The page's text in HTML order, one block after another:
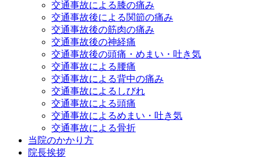
交通事故による膝の痛み
交通事故後による関節の痛み
交通事故後の筋肉の痛み
交通事故後の神経痛
交通事故後の頭痛・めまい・吐き気
交通事故による腰痛
交通事故による背中の痛み
交通事故によるしびれ
交通事故による頭痛
交通事故によるめまい・吐き気
交通事故による骨折
当院のかかり方
院長挨拶